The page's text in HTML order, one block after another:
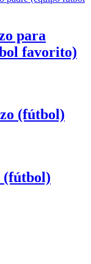
para
favorito)
(fútbol)
(fútbol)